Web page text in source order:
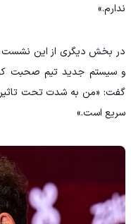
ندارم.»
‫در بخش دیگری از این نشست
و سیستم جدید تیم صحبت کرد.
گفت: «من به شدت تحت تاثیر
سریع است.»